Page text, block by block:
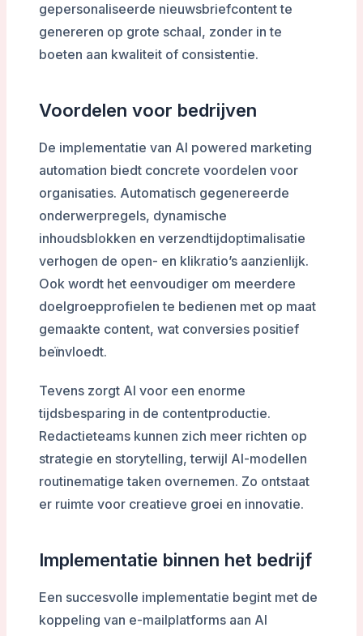
gepersonaliseerde nieuwsbriefcontent te
genereren op grote schaal, zonder in te
boeten aan kwaliteit of consistentie.
Voordelen voor bedrijven
De implementatie van AI powered marketing
automation biedt concrete voordelen voor
organisaties. Automatisch gegenereerde
onderwerpregels, dynamische
inhoudsblokken en verzendtijdoptimalisatie
verhogen de open- en klikratio’s aanzienlijk.
Ook wordt het eenvoudiger om meerdere
doelgroepprofielen te bedienen met op maat
gemaakte content, wat conversies positief
beïnvloedt.
Tevens zorgt AI voor een enorme
tijdsbesparing in de contentproductie.
Redactieteams kunnen zich meer richten op
strategie en storytelling, terwijl AI-modellen
routinematige taken overnemen. Zo ontstaat
er ruimte voor creatieve groei en innovatie.
Implementatie binnen het bedrijf
Een succesvolle implementatie begint met de
koppeling van e-mailplatforms aan AI